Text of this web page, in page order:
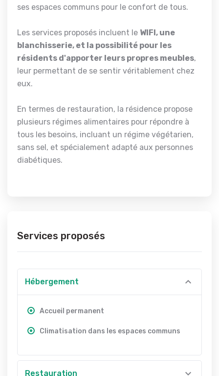
ses espaces communs pour le confort de tous.
Les services proposés incluent le WIFI, une
blanchisserie, et la possibilité pour les
résidents d'apporter leurs propres meubles,
leur permettant de se sentir véritablement chez
eux.
En termes de restauration, la résidence propose
plusieurs régimes alimentaires pour répondre à
tous les besoins, incluant un régime végétarien,
sans sel, et spécialement adapté aux personnes
diabétiques.
Services proposés
Hébergement
Accueil permanent
Climatisation dans les espaces communs
Restauration